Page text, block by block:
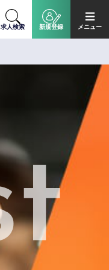
求人検索 新規登録 メニュー